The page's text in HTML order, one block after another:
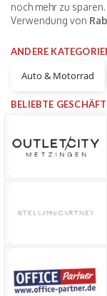
noch mehr zu
Verwendung von
ANDERE
Auto & Motorrad
BELIEBTE